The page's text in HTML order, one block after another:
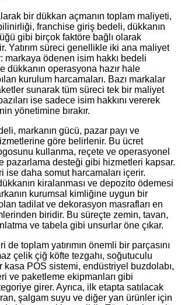
bir dükkan açmanın toplam maliyeti,
franchise giriş bedeli, dükkanın
gibi birçok faktöre bağlı olarak
Yatırım süreci genellikle iki ana maliyet
markaya ödenen isim hakkı bedeli
dükkanın operasyona hazır hale
kurulum harcamaları. Bazı markalar
sunarak tüm süreci tek bir maliyet
ise sadece isim hakkını vererek
yönetimine bırakır.
markanın gücü, pazar payı ve
göre belirlenir. Bu ücret
kullanma, reçete ve operasyonel
pazarlama desteği gibi hizmetleri kapsar.
ise daha somut harcamaları içerir.
kiralanması ve depozito ödemesi
kurumsal kimliğine uygun bir
tadilat ve dekorasyon masrafları en
biridir. Bu süreçte zemin, tavan,
ve tabela gibi unsurlar öne çıkar.
de toplam yatırımın önemli bir parçasını
çelik çiğ köfte tezgahı, soğutuculu
kasa POS sistemi, endüstriyel buzdolabı,
ve paketleme ekipmanları gibi
girer. Ayrıca, ilk etapta satılacak
şalgam suyu ve diğer yan ürünler için